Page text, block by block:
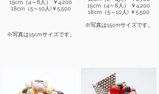
15cm（4～8人） ￥4,200
18cm（5～10人)￥5,500
※写真は15cmサイズです。
15cm（4～8人） ￥4,200
18cm（5～10人) ￥5,500
※写真は15cmサイズです。